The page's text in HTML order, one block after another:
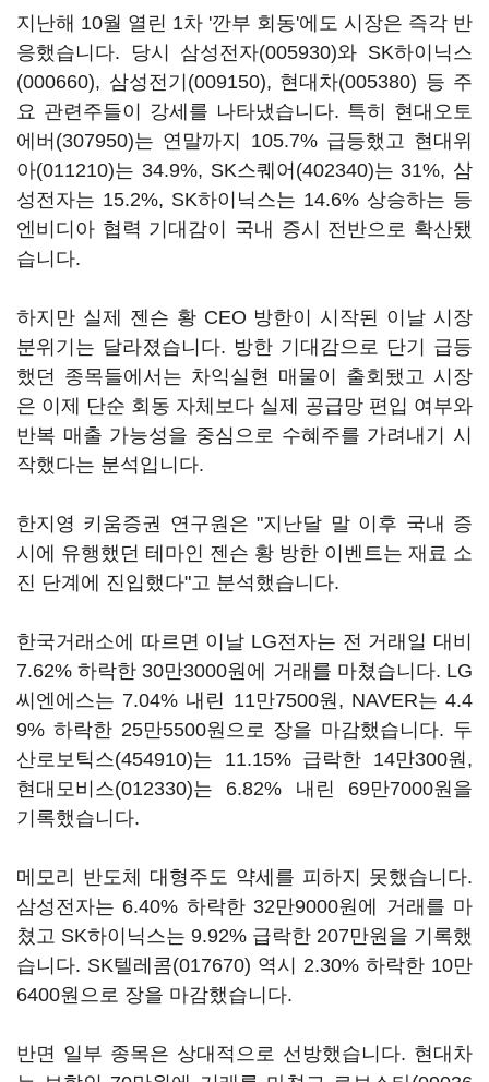
지난해 10월 열린 1차 '깐부 회동'에도 시장은 즉각 반
응했습니다. 당시 삼성전자(005930)와 SK하이닉스
(000660), 삼성전기(009150), 현대차(005380) 등 주
요 관련주들이 강세를 나타냈습니다. 특히 현대오토
에버(307950)는 연말까지 105.7% 급등했고 현대위
아(011210)는 34.9%, SK스퀘어(402340)는 31%, 삼
성전자는 15.2%, SK하이닉스는 14.6% 상승하는 등
엔비디아 협력 기대감이 국내 증시 전반으로 확산됐
습니다.
하지만 실제 젠슨 황 CEO 방한이 시작된 이날 시장
분위기는 달라졌습니다. 방한 기대감으로 단기 급등
했던 종목들에서는 차익실현 매물이 출회됐고 시장
은 이제 단순 회동 자체보다 실제 공급망 편입 여부와
반복 매출 가능성을 중심으로 수혜주를 가려내기 시
작했다는 분석입니다.
한지영 키움증권 연구원은 "지난달 말 이후 국내 증
시에 유행했던 테마인 젠슨 황 방한 이벤트는 재료 소
진 단계에 진입했다"고 분석했습니다.
한국거래소에 따르면 이날 LG전자는 전 거래일 대비
7.62% 하락한 30만3000원에 거래를 마쳤습니다. LG
씨엔에스는 7.04% 내린 11만7500원, NAVER는 4.4
9% 하락한 25만5500원으로 장을 마감했습니다. 두
산로보틱스(454910)는 11.15% 급락한 14만300원,
현대모비스(012330)는 6.82% 내린 69만7000원을
기록했습니다.
메모리 반도체 대형주도 약세를 피하지 못했습니다.
삼성전자는 6.40% 하락한 32만9000원에 거래를 마
쳤고 SK하이닉스는 9.92% 급락한 207만원을 기록했
습니다. SK텔레콤(017670) 역시 2.30% 하락한 10만
6400원으로 장을 마감했습니다.
반면 일부 종목은 상대적으로 선방했습니다. 현대차